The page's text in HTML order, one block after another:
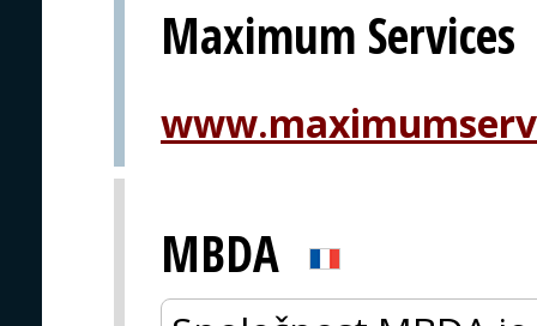
Maximum Services
MBDA